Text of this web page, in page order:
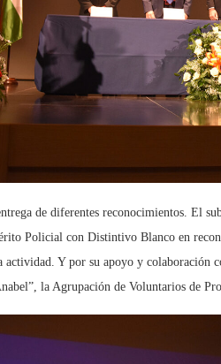
de diferentes reconocimientos. El
Policial con Distintivo Blanco en
actividad. Y por su apoyo y
la Agrupación de Voluntarios de